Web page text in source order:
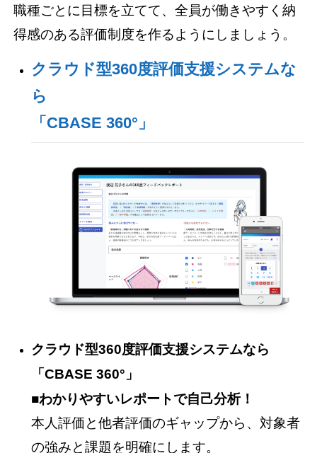
職種ごとに目標を立てて、全員が働きやすく納
得感のある評価制度を作るようにしましょう。
クラウド型360度評価支援システムな
ら
「CBASE 360°」
クラウド型360度評価支援システムなら
「CBASE 360°」
■わかりやすいレポートで自己分析！
本人評価と他者評価のギャップから、対象者
の強みと課題を明確にします。